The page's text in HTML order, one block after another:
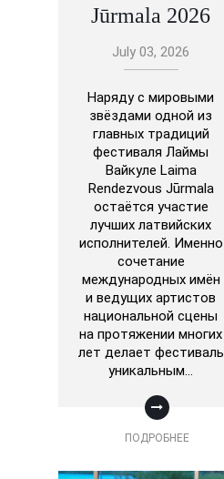
Jūrmala 2026
July 03, 2026
Наряду с мировыми
звёздами одной из
главных традиций
фестиваля Лаймы
Вайкуле Laima
Rendezvous Jūrmala
остаётся участие
лучших латвийских
исполнителей. Именно
сочетание
международных имён
и ведущих артистов
национальной сцены
на протяжении многих
лет делает фестиваль
уникальным…
ПОДРОБНЕЕ